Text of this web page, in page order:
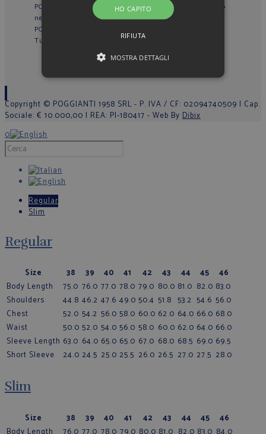
POGGIANTI 1958 SRL - Operazione/Progetto finanziato
nel quadro del POR FESR Toscana 2014-2020
POGGIANTI 1958 SRL - Project co-financed under
Tuscany POR FESR 2014-2020
Copyright © POGGIANTI 1958 SRL - P. IVA / CF: 02094740509 | Cap.
Sociale: € 10.000,00 | REA: PI-180417 - Web By Dibix
0
Regular
Slim
Regular
Size 38 39 40 41 42 43 44 45
46
Body Length
75.0 76.0 77.0 78.0 79.0 80.0 81.0 82.0 83.0
Shoulders
44.8 46.2 47.6 49.0 50.4 51.8 53.2 54.6 56.0
Chest
52.0 54.2 56.0 58.0 60.0 62.0 64.0 66.0 68.0
Waist
50.0 52.0 54.0 56.0 58.0 60.0 62.0 64.0 66.0
Sleeve Length 63.0 64.0 65.0 65.0 67.0 68.0 68.5 69.0 69.5
Short Sleeve
24.0 24.5 25.0 25.5 26.0 26.5 27.0 27.5 28.0
Slim
Size 38 39 40 41 42 43 44 45
46
HO CAPITO
RIFIUTA
MOSTRA DETTAGLI